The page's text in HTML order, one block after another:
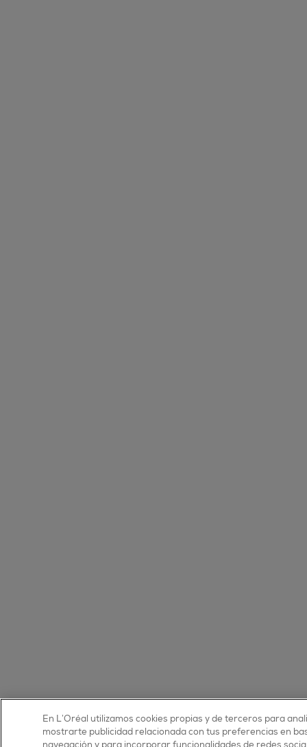
En L’Oréal utilizamos cookies propias y de terceros para
mostrarte publicidad relacionada con tus preferencias en
navegación y para incorporar funcionalidades de redes